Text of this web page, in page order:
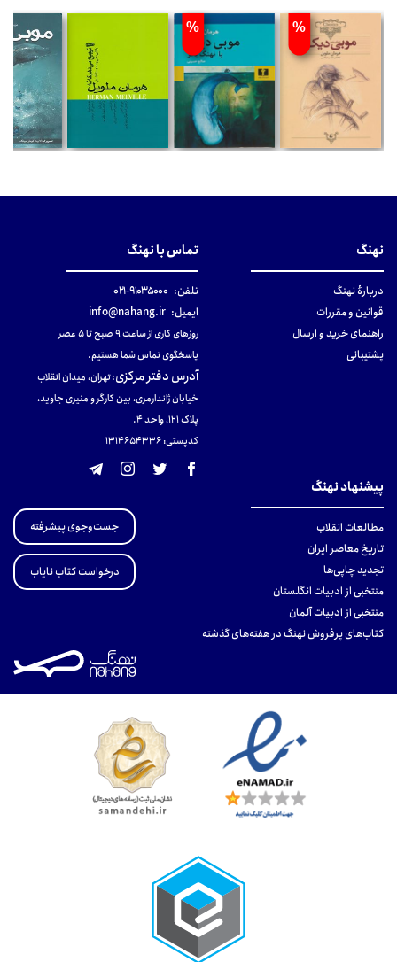
%
%
نهنگ
دربارهٔ نهنگ
قوانین و مقررات
راهنمای خرید و ارسال
پشتیبانی
تماس با نهنگ
تلفن: ۹۱۰۳۵۰۰۰-۰۲۱
ایمیل: info@nahang.ir
روزهای کاری از ساعت ۹ صبح تا ۵ عصر
پاسخگوی تماس شما هستیم.
آدرس دفتر مرکزی:تهران، میدان انقلاب
خیابان ژاندارمری، بین کارگر و منیری جاوید،
پلاک 121، واحد ۴.
کدپستی: 131465433۶
پیشنهاد نهنگ
مطالعات انقلاب
تاریخ معاصر ایران
تجدید چاپی‌ها
منتخبی از ادبیات انگلستان
منتخبی از ادبیات آلمان
کتاب‌های پرفروش نهنگ در هفته‌های گذشته
جست‌وجوی پیشرفته
درخواست کتاب نایاب